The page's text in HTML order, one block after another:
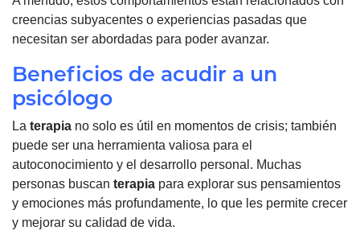
creencias subyacentes o experiencias pasadas que
necesitan ser abordadas para poder avanzar.
Beneficios de acudir a un
psicólogo
La terapia no solo es útil en momentos de crisis; también
puede ser una herramienta valiosa para el
autoconocimiento y el desarrollo personal. Muchas
personas buscan terapia para explorar sus pensamientos
y emociones más profundamente, lo que les permite crecer
y mejorar su calidad de vida.